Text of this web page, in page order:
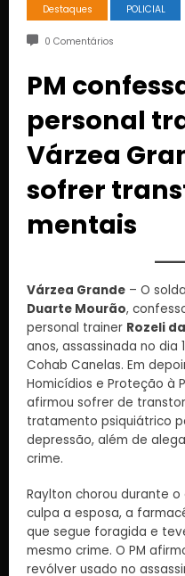
Destaques POLICIAL
0 Comentários
PM
personal
Várzea
sofrer
mentais
Várzea Grande – O
Duarte Mourão,
personal trainer Rozeli
anos, assassinada no dia
Cohab Canelas. Em
Homicídios e Proteção à
afirmou sofrer de
tratamento psiquiátrico
depressão, além de
crime.
Raylton chorou durante
culpa a esposa, a
que segue foragida e
mesmo crime. O PM
revólver usado no